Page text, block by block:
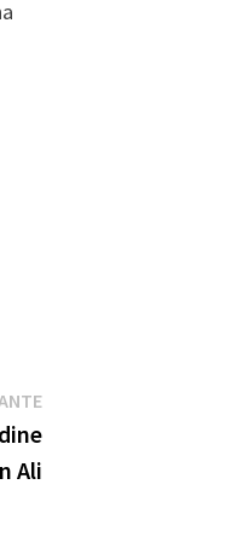
Publication
suivante :
Ali